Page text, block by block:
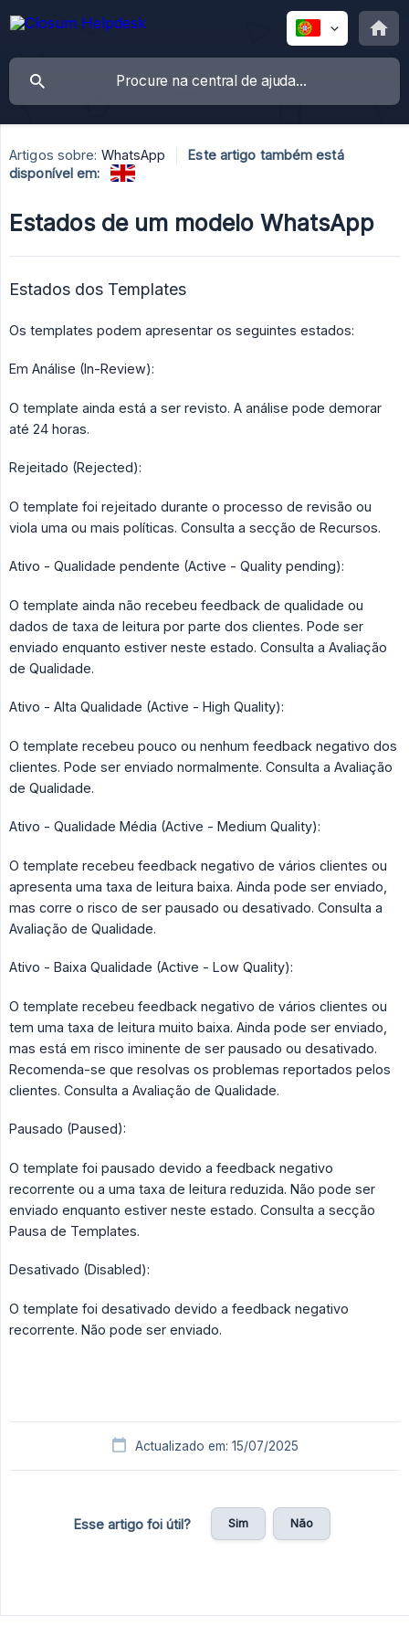
Artigos sobre: WhatsApp
Este artigo também está
disponível em:
Estados de um modelo WhatsApp
Estados dos Templates
Os templates podem apresentar os seguintes estados:
Em Análise (In-Review):
O template ainda está a ser revisto. A análise pode demorar
até 24 horas.
Rejeitado (Rejected):
O template foi rejeitado durante o processo de revisão ou
viola uma ou mais políticas. Consulta a secção de Recursos.
Ativo - Qualidade pendente (Active - Quality pending):
O template ainda não recebeu feedback de qualidade ou
dados de taxa de leitura por parte dos clientes. Pode ser
enviado enquanto estiver neste estado. Consulta a Avaliação
de Qualidade.
Ativo - Alta Qualidade (Active - High Quality):
O template recebeu pouco ou nenhum feedback negativo dos
clientes. Pode ser enviado normalmente. Consulta a Avaliação
de Qualidade.
Ativo - Qualidade Média (Active - Medium Quality):
O template recebeu feedback negativo de vários clientes ou
apresenta uma taxa de leitura baixa. Ainda pode ser enviado,
mas corre o risco de ser pausado ou desativado. Consulta a
Avaliação de Qualidade.
Ativo - Baixa Qualidade (Active - Low Quality):
O template recebeu feedback negativo de vários clientes ou
tem uma taxa de leitura muito baixa. Ainda pode ser enviado,
mas está em risco iminente de ser pausado ou desativado.
Recomenda-se que resolvas os problemas reportados pelos
clientes. Consulta a Avaliação de Qualidade.
Pausado (Paused):
O template foi pausado devido a feedback negativo
recorrente ou a uma taxa de leitura reduzida. Não pode ser
enviado enquanto estiver neste estado. Consulta a secção
Pausa de Templates.
Desativado (Disabled):
O template foi desativado devido a feedback negativo
recorrente. Não pode ser enviado.
Actualizado em: 15/07/2025
Esse artigo foi útil? Sim Não